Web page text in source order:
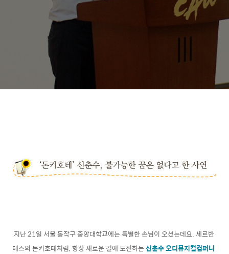
지난 21일 서울 동작구 중앙대학교에는 특별한 손님이 오셨는데요. 세르반
테스의 돈키호테처럼, 항상 새로운 길에 도전하는신춘수 오디뮤지컬컴퍼니